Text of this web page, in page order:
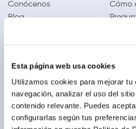
Esta página web usa cookies
Utilizamos cookies para mejorar tu
navegación, analizar el uso del
contenido relevante. Puedes
configurarlas según tus
Conócenos
Blog
Ventas corporativas
Cómo
LEGAL
Términos y condiciones
Políticas de privacidad
Cambios y devoluciones
CALL
(01)